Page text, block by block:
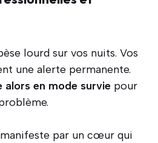
lourd sur vos nuits. Vos
une alerte permanente.
en mode survie pour
manifeste par un cœur qui